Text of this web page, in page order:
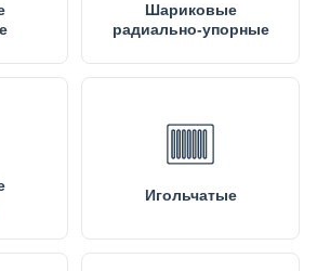
Шариковые
радиально-упорные
Игольчатые